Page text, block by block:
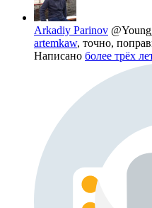
Arkadiy Parinov
artemkaw, точно,
Написано более трёх